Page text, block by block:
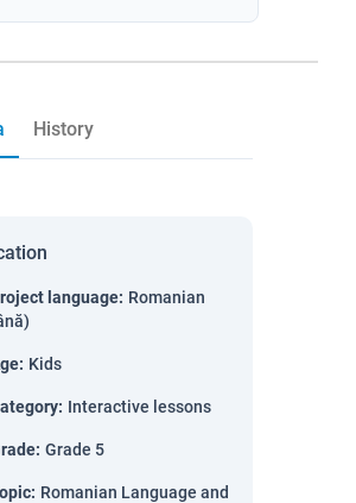
History
language: Romanian
: Kids
: Interactive lessons
: Grade 5
: Romanian Language and